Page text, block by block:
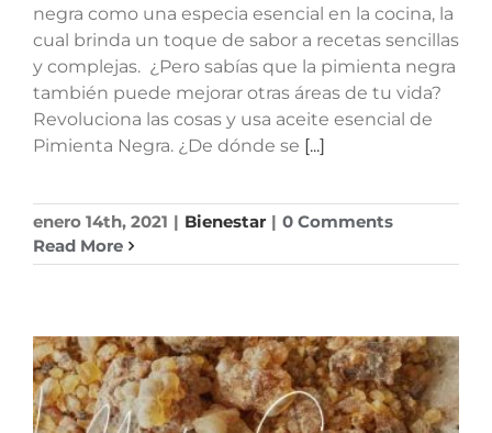
negra como una especia esencial en la cocina, la
cual brinda un toque de sabor a recetas sencillas
y complejas. ¿Pero sabías que la pimienta negra
también puede mejorar otras áreas de tu vida?
Revoluciona las cosas y usa aceite esencial de
Pimienta Negra. ¿De dónde se [...]
enero 14th, 2021 | Bienestar | 0 Comments
Read More